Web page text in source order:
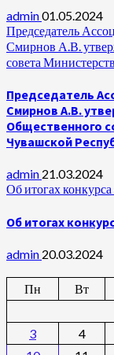
admin01.05.2024
Председатель
Смирнов А.В.
совета
Председатель
Смирнов А.В.
Общественного
Чувашской
admin 21.03.2024
Об итогах
Об итогах
admin 20.03.2024
Пн
Вт
3
4